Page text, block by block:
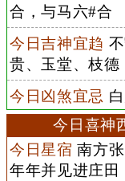
合，与马六#合
今日吉神宜趋
贵、玉堂、枝德
今日凶煞宜忌
今日喜神
今日星宿 南方
年年并见进庄田